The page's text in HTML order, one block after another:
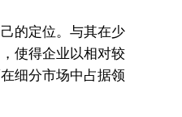
的定位。与其在少
使得企业以相对较
细分市场中占据领